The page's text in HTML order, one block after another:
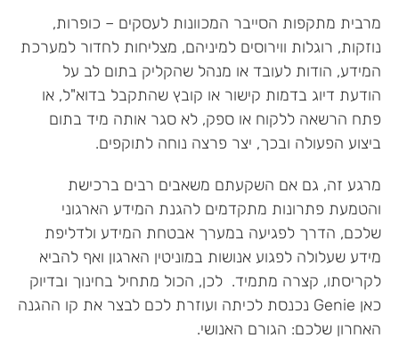
מרבית מתקפות הסייבר המכוונות לעסקים – כופרות,
נוזקות, רוגלות ווירוסים למיניהם, מצליחות לחדור למערכת
המידע, הודות לעובד או מנהל שהקליק בתום לב על
הודעת דיוג בדמות קישור או קובץ שהתקבל בדוא"ל, או
פתח הרשאה ללקוח או ספק, לא סגר אותה מיד בתום
ביצוע הפעולה ובכך, יצר פרצה נוחה לתוקפים.
מרגע זה, גם אם השקעתם משאבים רבים ברכישת
והטמעת פתרונות מתקדמים להגנת המידע הארגוני
שלכם, הדרך לפגיעה במערך אבטחת המידע ולדליפת
מידע שעלולה לפגוע אנושות במוניטין הארגון ואף להביא
לקריסתו, קצרה מתמיד. לכן, הכול מתחיל בחינוך ובדיוק
כאן Genie נכנסת לכיתה ועוזרת לכם לבצר את קו ההגנה
האחרון שלכם: הגורם האנושי.